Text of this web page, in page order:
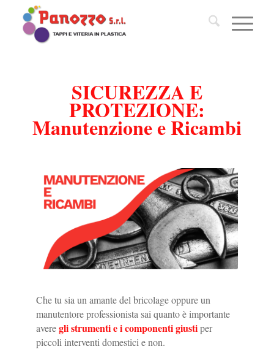
SICUREZZA E
PROTEZIONE:
Manutenzione e Ricambi
Che tu sia un amante del bricolage oppure un
manutentore professionista sai quanto è importante
averegli strumenti e i componenti giustiper
piccoli interventi domestici e non.